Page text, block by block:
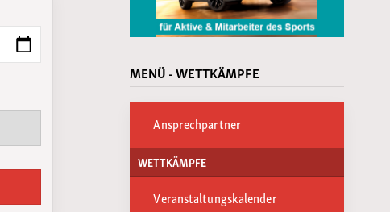
MENÜ - WETTKÄMPFE
Ansprechpartner
WETTKÄMPFE
Veranstaltungskalender